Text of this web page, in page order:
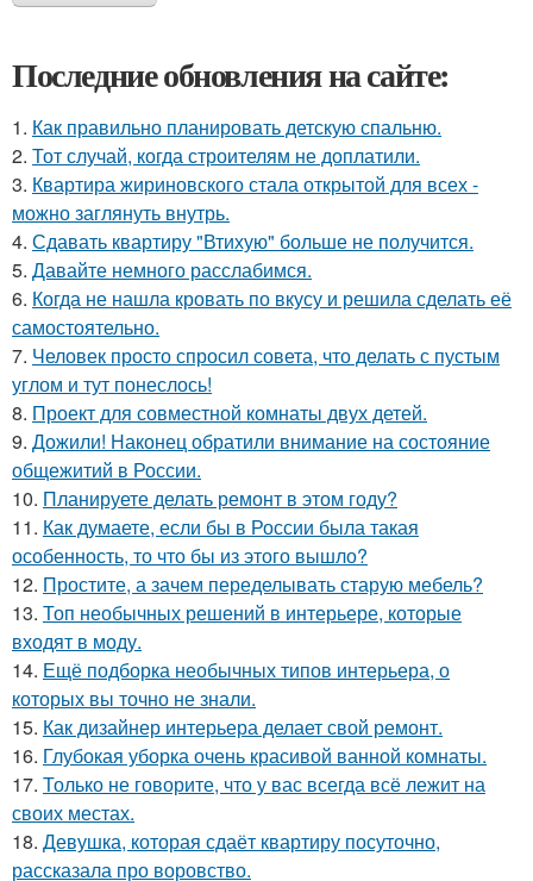
Последние обновления на сайте:
1. Как правильно планировать детскую спальню.
2. Тот случай, когда строителям не доплатили.
3. Квартира жириновского стала открытой для всех -
можно заглянуть внутрь.
4. Сдавать квартиру "Втихую" больше не получится.
5. Давайте немного расслабимся.
6. Когда не нашла кровать по вкусу и решила сделать её
самостоятельно.
7. Человек просто спросил совета, что делать с пустым
углом и тут понеслось!
8. Проект для совместной комнаты двух детей.
9. Дожили! Наконец обратили внимание на состояние
общежитий в России.
10. Планируете делать ремонт в этом году?
11. Как думаете, если бы в России была такая
особенность, то что бы из этого вышло?
12. Простите, а зачем переделывать старую мебель?
13. Топ необычных решений в интерьере, которые
входят в моду.
14. Ещё подборка необычных типов интерьера, о
которых вы точно не знали.
15. Как дизайнер интерьера делает свой ремонт.
16. Глубокая уборка очень красивой ванной комнаты.
17. Только не говорите, что у вас всегда всё лежит на
своих местах.
18. Девушка, которая сдаёт квартиру посуточно,
рассказала про воровство.